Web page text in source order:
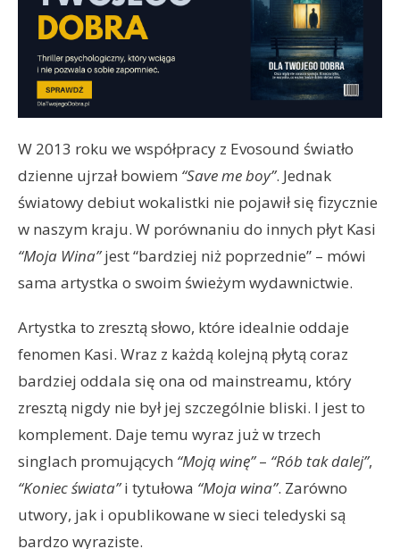
W 2013 roku we współpracy z Evosound światło
dzienne ujrzał bowiem “Save me boy”. Jednak
światowy debiut wokalistki nie pojawił się fizycznie
w naszym kraju. W porównaniu do innych płyt Kasi
“Moja Wina”jest “bardziej niż poprzednie” – mówi
sama artystka o swoim świeżym wydawnictwie.
Artystka to zresztą słowo, które idealnie oddaje
fenomen Kasi. Wraz z każdą kolejną płytą coraz
bardziej oddala się ona od mainstreamu, który
zresztą nigdy nie był jej szczególnie bliski. I jest to
komplement. Daje temu wyraz już w trzech
singlach promujących “Moją winę”– “Rób tak dalej”,
“Koniec świata”i tytułowa “Moja wina”. Zarówno
utwory, jak i opublikowane w sieci teledyski są
bardzo wyraziste.